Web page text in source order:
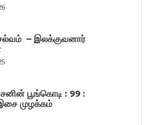
– இலக்குவனார்
பூங்கொடி : 99 :
முழக்கம்